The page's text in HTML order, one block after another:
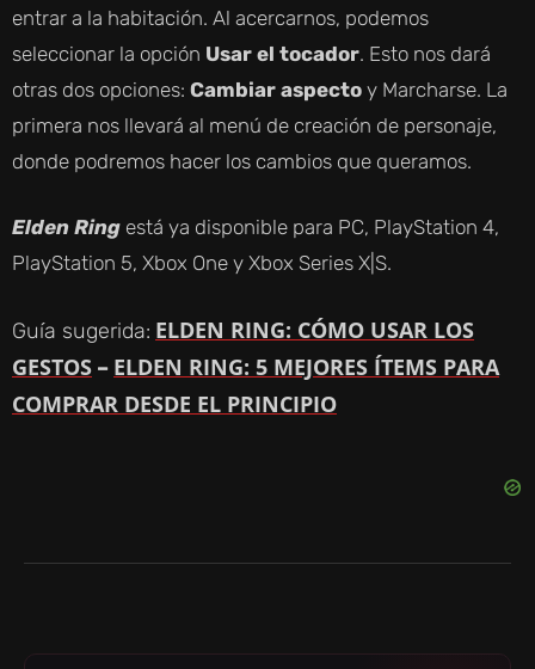
entrar a la habitación. Al acercarnos, podemos
seleccionar la opción Usar el tocador. Esto nos dará
otras dos opciones: Cambiar aspecto y Marcharse. La
primera nos llevará al menú de creación de personaje,
donde podremos hacer los cambios que queramos.
Elden Ring está ya disponible para PC, PlayStation 4,
PlayStation 5, Xbox One y Xbox Series X|S.
Guía sugerida: ELDEN RING: CÓMO USAR LOS
GESTOS – ELDEN RING: 5 MEJORES ÍTEMS PARA
COMPRAR DESDE EL PRINCIPIO